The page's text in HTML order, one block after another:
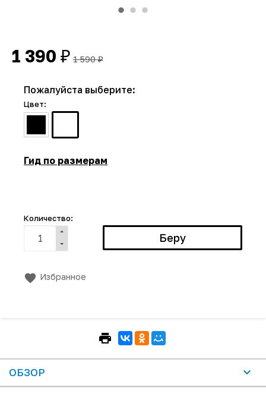
1 390 ₽ 1 590₽
Пожалуйста выберите:
Цвет:
Гид по размерам
Количество:
Избранное
ОБЗОР